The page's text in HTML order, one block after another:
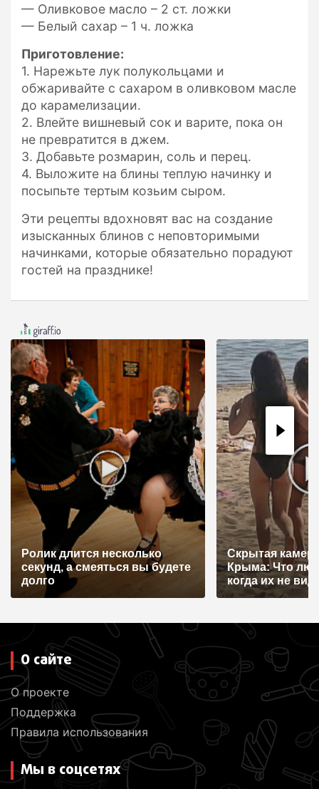
— Оливковое масло – 2 ст. ложки
— Белый сахар – 1 ч. ложка
Приготовление:
1. Нарежьте лук полукольцами и
обжаривайте с сахаром в оливковом масле
до карамелизации.
2. Влейте вишневый сок и варите, пока он
не превратится в джем.
3. Добавьте розмарин, соль и перец.
4. Выложите на блины теплую начинку и
посыпьте тертым козьим сыром.
Эти рецепты вдохновят вас на создание
изысканных блинов с неповторимыми
начинками, которые обязательно порадуют
гостей на празднике!
Ролик длится несколько
секунд, а смеяться вы будете
долго
Скрытая
Крыма: Что
когда их не
О сайте
О проекте
Поддержка
Правила использования
Мы в соцсетях